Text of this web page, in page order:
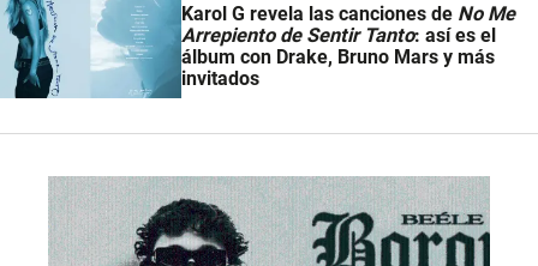
Karol G revela las canciones de No Me
Arrepiento de Sentir Tanto: así es el
álbum con Drake, Bruno Mars y más
invitados